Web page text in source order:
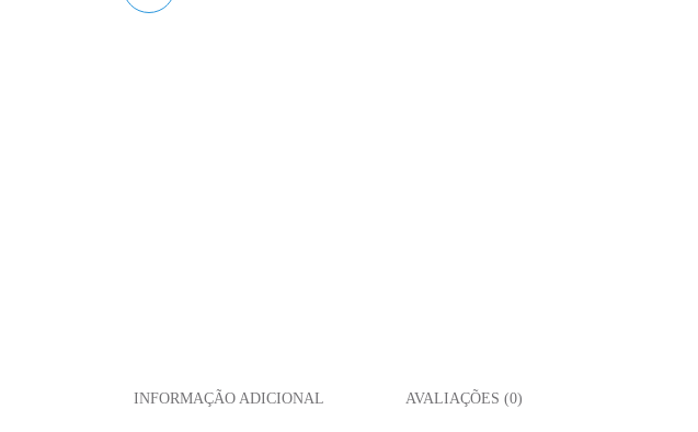
INFORMAÇÃO ADICIONAL AVALIAÇÕES (0)